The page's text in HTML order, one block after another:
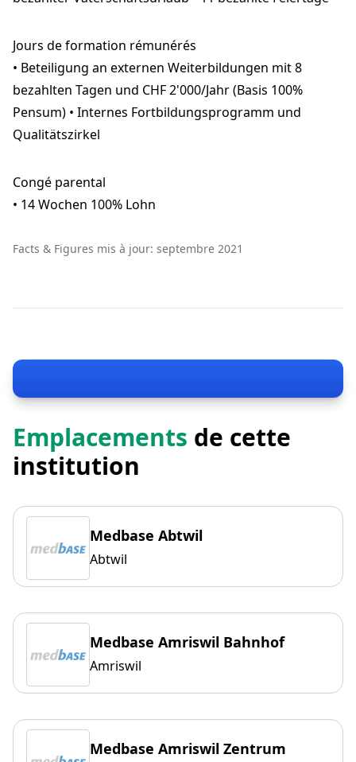
Jours de formation rémunérés
• Beteiligung an externen Weiterbildungen mit 8
bezahlten Tagen und CHF 2'000/Jahr (Basis 100%
Pensum) • Internes Fortbildungsprogramm und
Qualitätszirkel
Congé parental
• 14 Wochen 100% Lohn
Facts & Figures mis à jour: septembre 2021
Emplacements de cette
institution
Medbase Abtwil
Abtwil
Medbase Amriswil Bahnhof
Amriswil
Medbase Amriswil Zentrum